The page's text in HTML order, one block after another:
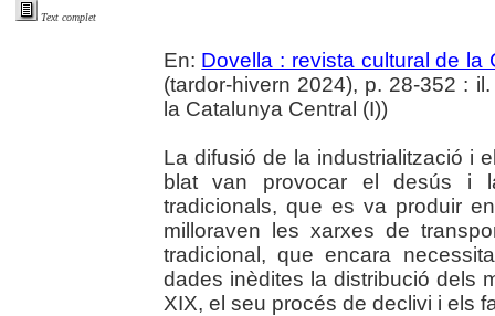
Text complet
En: Dovella : revista cultural de la
(tardor-hivern 2024), p. 28-352 : il.
la Catalunya Central (I))
La difusió de la industrialització i
blat van provocar el desús i
tradicionals, que es va produir
milloraven les xarxes de
tradicional, que encara
dades inèdites la distribució dels
XIX, el seu procés de declivi i els